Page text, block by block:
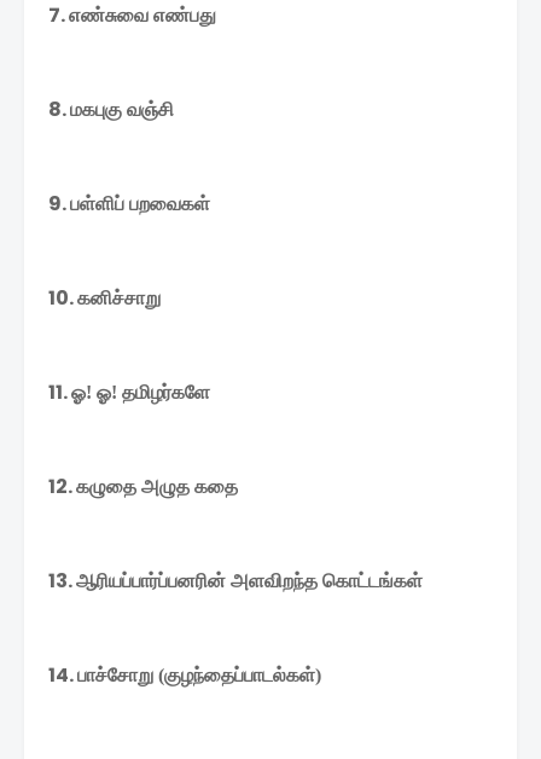
7. எண்சுவைஎண்பது
8. மகபுகுவஞ்சி
9. பள்ளிப்பறவைகள்
10. கனிச்சாறு
11. ஓ! ஓ! தமிழர்களே
12. கழுதைஅழுதகதை
13. ஆரியப்பார்ப்பனரின்அளவிறந்தகொட்டங்கள்
14. பாச்சோறு (குழந்தைப்பாடல்கள்)